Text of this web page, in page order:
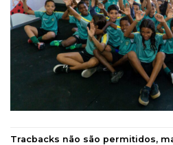
Tracbacks não são permitidos,